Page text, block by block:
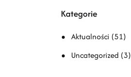
Kategorie
Aktualności (51)
Uncategorized (3)